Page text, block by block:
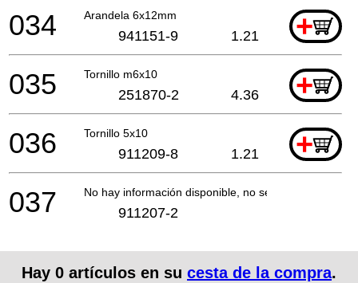
Arandela 6x12mm +
034 941151-9 1.21
Tornillo m6x10 +
035 251870-2 4.36
Tornillo 5x10 +
036 911209-8 1.21
No hay información disponible, no se puede pedir
037 911207-2
Hay 0 artículos en su cesta de la compra.